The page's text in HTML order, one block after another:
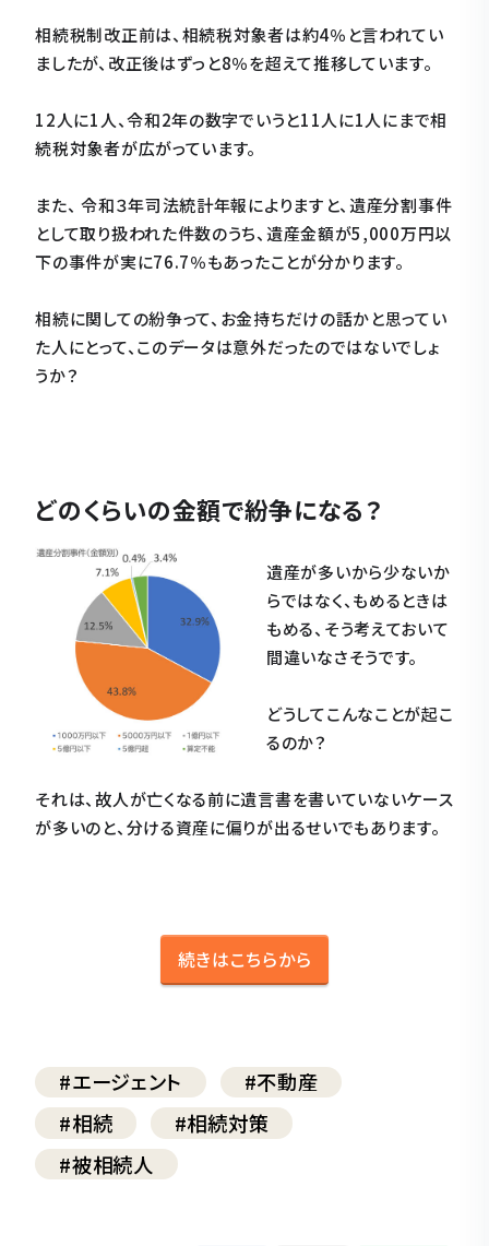
相続税制改正前は、相続税対象者は約4％と言われてい
ましたが、改正後はずっと8％を超えて推移しています。
12人に1人、令和2年の数字でいうと11人に1人にまで相
続税対象者が広がっています。
また、 令和３年司法統計年報によりますと、遺産分割事件
として取り扱われた件数のうち、遺産金額が5,000万円以
下の事件が実に76.7％もあったことが分かります。
相続に関しての紛争って、お金持ちだけの話かと思ってい
た人にとって、このデータは意外だったのではないでしょ
うか？
どのくらいの金額で紛争になる？
遺産が多いから少ないか
らではなく、もめるときは
もめる、そう考えておいて
間違いなさそうです。
どうしてこんなことが起こ
るのか？
それは、故人が亡くなる前に遺言書を書いていないケース
が多いのと、分ける資産に偏りが出るせいでもあります。
続きはこちらから
#エージェント
#不動産
#相続
#相続対策
#被相続人